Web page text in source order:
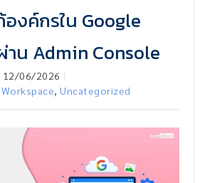
องค์กรใน Google
าน Admin Console
12/06/2026
, Uncategorized